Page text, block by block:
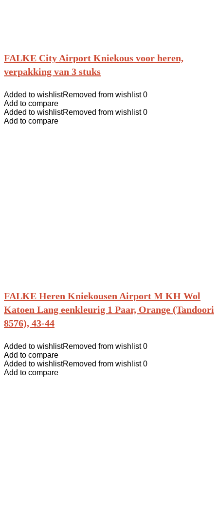
FALKE City Airport Kniekous voor heren,
verpakking van 3 stuks
Added to wishlistRemoved from wishlist 0
Add to compare
Added to wishlistRemoved from wishlist 0
Add to compare
FALKE Heren Kniekousen Airport M KH Wol
Katoen Lang eenkleurig 1 Paar, Orange (Tandoori
8576), 43-44
Added to wishlistRemoved from wishlist 0
Add to compare
Added to wishlistRemoved from wishlist 0
Add to compare